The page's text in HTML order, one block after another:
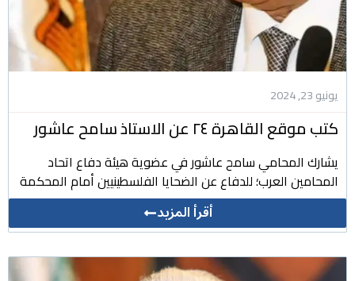
يونيو 23, 2024
كتب موقع القاهرة ٢٤ عن الاستاذ سامح عاشور
يشارك المحامي سامح عاشور في عضوية هيئة دفاع اتحاد
المحامين العرب؛ للدفاع عن الضحايا الفلسطينيين أمام المحكمة
أقرأ المزيد